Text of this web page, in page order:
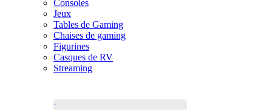
Consoles
Jeux
Tables de Gaming
Chaises de gaming
Figurines
Casques de RV
Streaming